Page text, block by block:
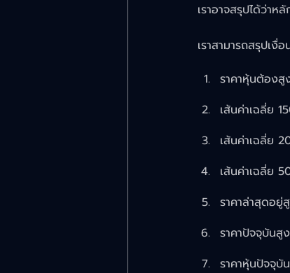
เราอาจสรุปได้ว่าห
เราสามารถสรุปเงื่
ราคาหุ้นต้องสู
เส้นค่าเฉลี่ย
เส้นค่าเฉลี่ย
เส้นค่าเฉลี่ย
ราคาล่าสุดอยู่
ราคาปัจจุบันสู
ราคาหุ้นปัจจุบั